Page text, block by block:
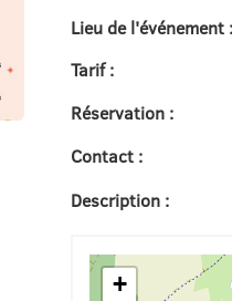
Lieu de l'événement :
Tarif :
Réservation :
Contact :
Description :
+